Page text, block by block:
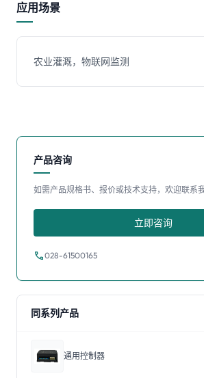
应用场景
农业灌溉，物联网监测
产品咨询
如需产品规格书、报价或技术支持，欢迎联系
立即咨询
call028-61500165
同系列产品
通用控制器